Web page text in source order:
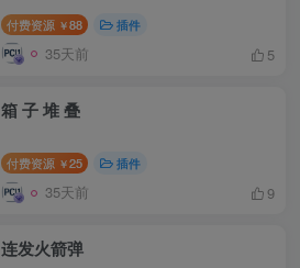
付费资源 ￥88 插件
35天前 5
箱 子 堆 叠
付费资源 ￥25 插件
35天前 9
连发火箭弹